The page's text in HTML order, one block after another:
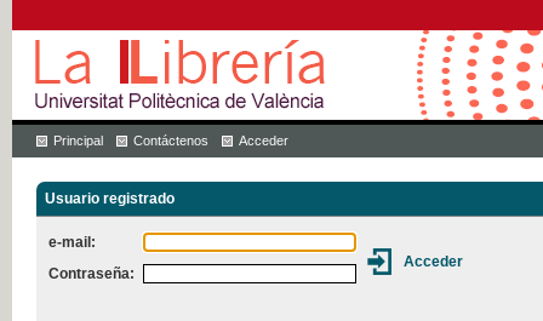
Principal Contáctenos Acceder
Usuario registrado
e-mail:
Contraseña: